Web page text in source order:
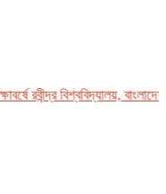
রবীন্দ্র বিশ্ববিদ্যালয়,